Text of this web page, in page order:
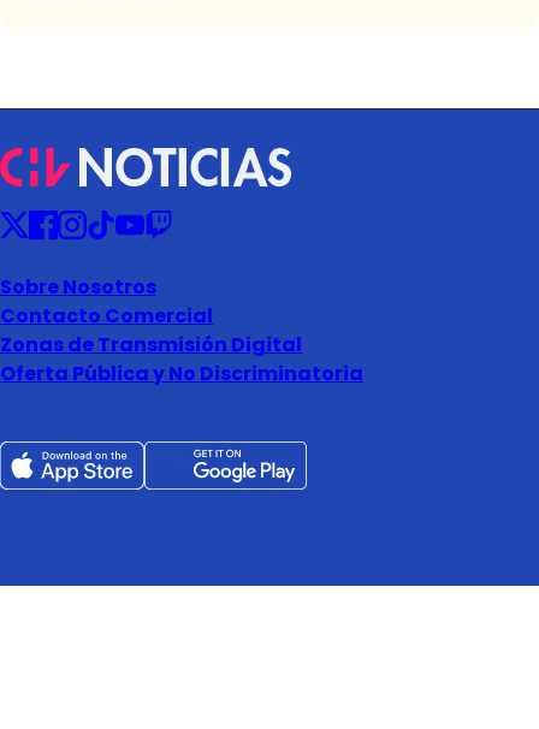
Sobre Nosotros
Contacto Comercial
Zonas de Transmisión Digital
Oferta Pública y No Discriminatoria